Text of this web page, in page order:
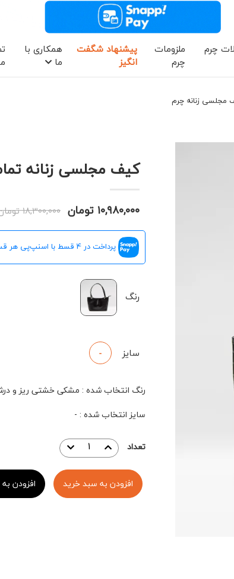
چرم
ملزومات
چرم
پیشنهاد شگفت
انگیز
همکاری با
ما
مجلسی زنانه چرم
کیف مجلسی زنانه تمام
۱۰,۹۸۰,۰۰۰ تومان ۱۸,۳۰۰,۰۰۰ تومان
پرداخت در 4 قسط با اسنپ‌پی هر قسط
رنگ
سایز -
رنگ انتخاب شده : مشکی خشتی ریز و
سایز انتخاب شده :
-
تعداد
افزودن به سبد خرید افزودن